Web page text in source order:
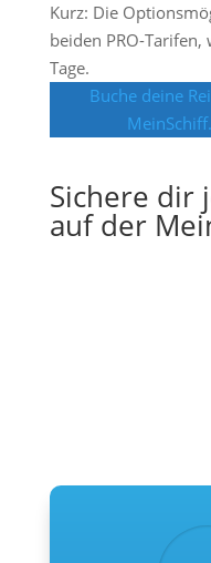
Kurz: Die
beiden PRO-
Tage.
Buche deine
Sichere dir
auf der